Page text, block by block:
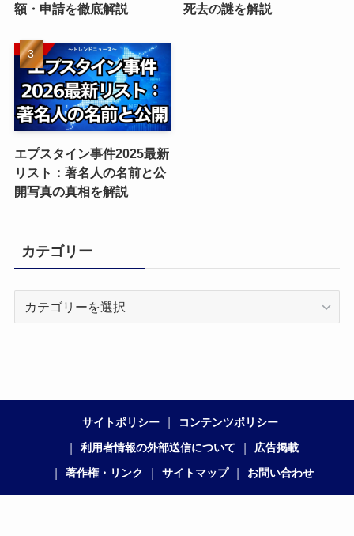
額・申請を徹底解説
死去の謎を解説
エプスタイン事件2025最新
リスト：著名人の名前と公
開写真の真相を解説
カテゴリー
サイトポリシー コンテンツポリシー
利用者情報の外部送信について 広告掲載
著作権・リンク サイトマップ お問い合わせ